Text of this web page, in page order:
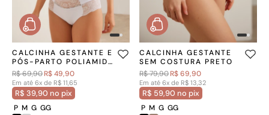
CALCINHA GESTANTE E
PÓS-PARTO POLIAMIDA
COM RENDA FORRO
ALGODÃO BRANCO
R$ 69,90R$ 49,90
Em até 6x de R$ 11,65
R$ 39,90 no pix
P M G GG
CALCINHA GESTANTE
SEM COSTURA PRETO
R$ 79,90R$ 69,90
Em até 6x de R$ 13,32
R$ 59,90 no pix
P M G GG